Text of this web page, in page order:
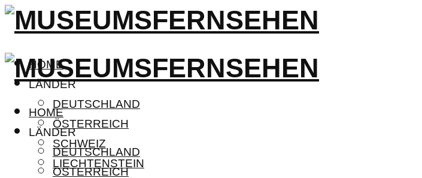
HOME
LÄNDER
DEUTSCHLAND
ÖSTERREICH
SCHWEIZ
LIECHTENSTEIN
HOME
LÄNDER
DEUTSCHLAND
ÖSTERREICH